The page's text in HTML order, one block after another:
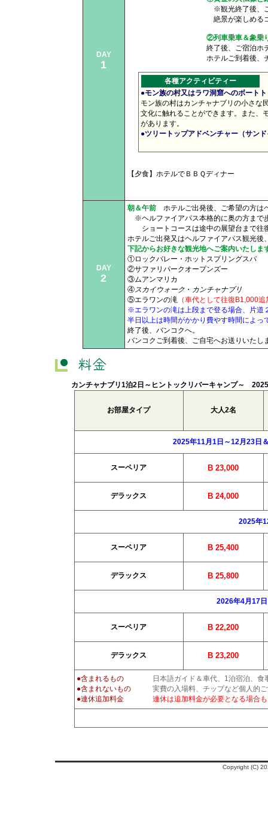
DAY
1
※観光終了後、
絶景が楽しめる
②列車乗車＆象乗
終了後、ご宿泊ホテル
ホテルご到着後、チェックイ
各種アクティビティー
●モン族の村又はラワ洞窟へのボー
モン族の村はカンチャナブリの小さな
文化に触れることができます。また、
があります。
●ツリートップアドベンチャー（サ
【夕食】ホテルでＢＢＱディナー
DAY
2
朝＆午前ホテルご出発後、ご希望の方は
※ヘルファイアパス本格的に奥の方まで
ショートコースは途中の展望台まで往
ホテルご出発又はヘルファイアパス観光後
下記からお好きな観光地へご案内いたしま
①ロックバレー・ホットスプリングスパ
②サファリパークオープンズー
③ムアンマリカ
④スカイウォーク・ カンチャナブリ
⑤エラワンの滝（車代として往復B1,000追
※エラワンの滝は上段まで登る場合、片道
半日以上は時間がかかり費やす時間によ
終了後、バンコクへ。
バンコクご到着後、ご自宅へお送りいたし
カンチャナブリ1泊2日～ヒントックリバーキャンプ～
お部屋タイプ 大人2名
2025年11月1日～12月23日
スーペリア B 23,000
デラックス B 24,000
2025年
スーペリア B 25,400
デラックス B 25,800
2026年4月17
スーペリア B 22,200
デラックス B 23,200
●含まれるもの
日本語ガイド＆車代、1泊宿泊、食
●含まれないもの実費の入場料、チップなど個人的ご
●連休追加料金
連休は追加料金が必要となる場合
Copyright (C)